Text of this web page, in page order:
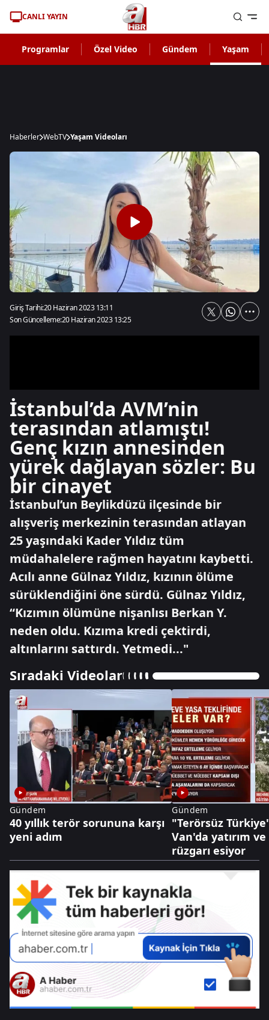
CANLI YAYIN
Programlar Özel Video Gündem Yaşam
Haberler WebTV Yaşam Videoları
Giriş Tarihi:20 Haziran 2023 13:11
Son Güncelleme:20 Haziran 2023 13:25
İstanbul’da AVM’nin
terasından atlamıştı!
Genç kızın annesinden
yürek dağlayan sözler: Bu
bir cinayet
İstanbul’un Beylikdüzü ilçesinde bir
alışveriş merkezinin terasından atlayan
25 yaşındaki Kader Yıldız tüm
müdahalelere rağmen hayatını kaybetti.
Acılı anne Gülnaz Yıldız, kızının ölüme
sürüklendiğini öne sürdü. Gülnaz Yıldız,
“Kızımın ölümüne nişanlısı Berkan Y.
neden oldu. Kızıma kredi çektirdi,
altınlarını sattırdı. Yetmedi..."
Sıradaki Videolar
Gündem
40 yıllık terör sorununa karşı
yeni adım
Gündem
"Terörsüz
Van'da yatırım
rüzgarı esiyor